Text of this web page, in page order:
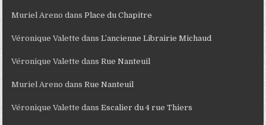
Muriel Areno dansPlace du Chapitre
Véronique Valette dansL’ancienne Librairie Michaud
Véronique Valette dansRue Nanteuil
Muriel Areno dansRue Nanteuil
Véronique Valette dansEscalier du 4 rue Thiers